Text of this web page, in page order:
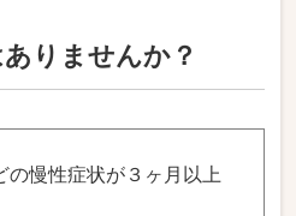
りませんか？
の慢性症状が３ヶ月以上